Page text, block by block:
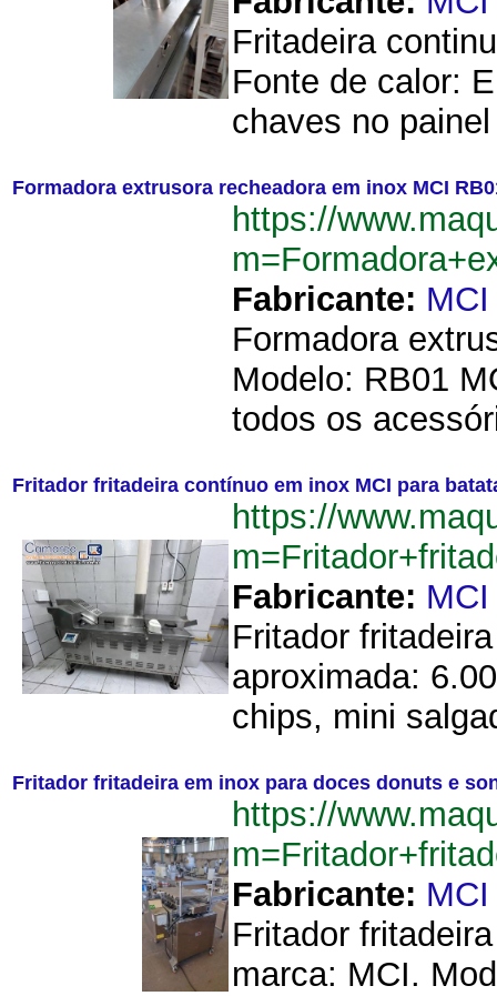
Fritadeira
Fonte de calor:
chaves no
Formadora extrusora recheadora em inox MCI
https://
Fabricante: MCI
Formadora
Modelo: RB01
todos os
Fritador fritadeira contínuo em inox MCI para
https://
Fabricante: MCI
Fritador
aproximada:
chips, mini
Fritador fritadeira em inox para doces donuts e
https://
Fabricante: MCI
Fritador
marca: MCI.